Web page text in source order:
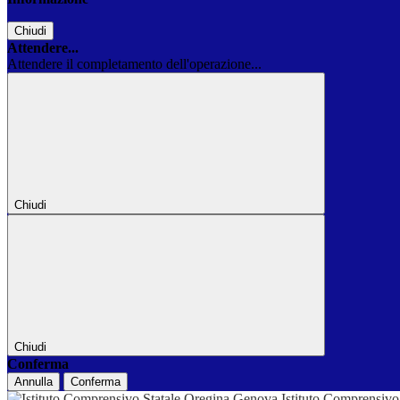
Chiudi
Attendere...
Attendere il completamento dell'operazione...
Chiudi
Chiudi
Conferma
Annulla Conferma